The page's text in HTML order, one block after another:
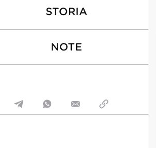
STORIA
NOTE